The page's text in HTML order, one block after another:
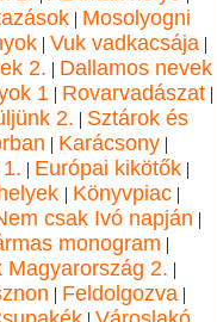
| Mosolyogni
| Vuk vadkacsája|
2. | Dallamos nevek
1 | Rovarvadászat|
2. | Sztárok és
| Karácsony |
| Európai kikötők|
| Könyvpiac|
csak Ivó napján |
monogram |
Magyarország 2. |
| Feldolgozva |